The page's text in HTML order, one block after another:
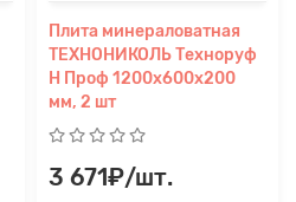
Плита минераловатная
ТЕХНОНИКОЛЬ Техноруф
Н Проф 1200х600х200
мм, 2 шт
3 671₽/шт.